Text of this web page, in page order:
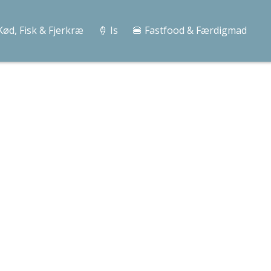
Fisk & Fjerkræ 🍦 Is
🍔 Fastfood & Færdigmad